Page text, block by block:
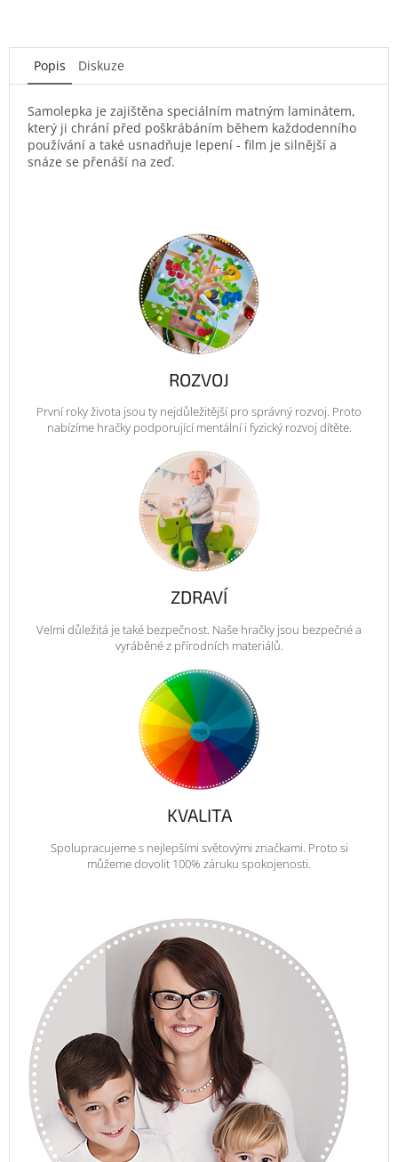
Popis Diskuze
Samolepka je zajištěna speciálním matným laminátem,
který ji chrání před poškrábáním během každodenního
používání a také usnadňuje lepení - film je silnější a
snáze se přenáší na zeď.
ROZVOJ
První roky života jsou ty nejdůležitější pro správný rozvoj. Proto
nabízíme hračky podporující mentální i fyzický rozvoj dítěte.
ZDRAVÍ
Velmi důležitá je také bezpečnost. Naše hračky jsou bezpečné a
vyráběné z přírodních materiálů.
KVALITA
Spolupracujeme s nejlepšími světovými značkami. Proto si
můžeme dovolit 100% záruku spokojenosti.